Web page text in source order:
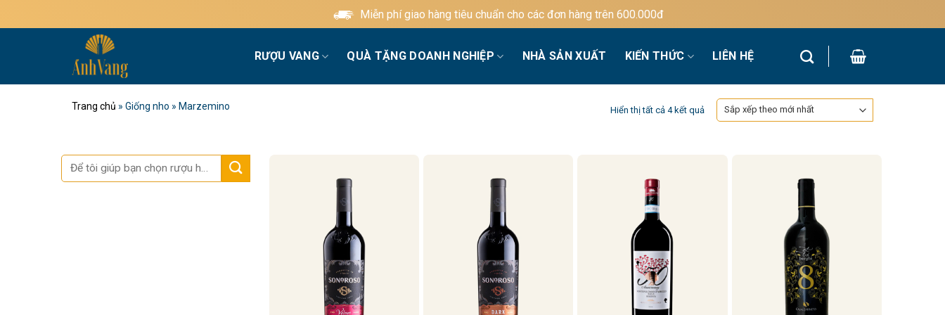
qua
Miễn phí giao hàng tiêu chuẩn cho các đơn hàng trên 600.000đ
RƯỢU VANG QUÀ TẶNG DOANH NGHIỆP NHÀ SẢN XUẤT KIẾN THỨC LIÊN HỆ
Trang chủ » Giống nho » Marzemino Hiển thị tất cả 4 kết quảĐã
sắp
Tìm
kiếm: